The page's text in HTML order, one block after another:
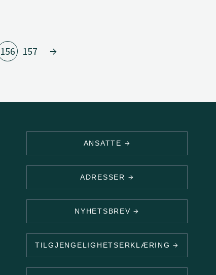
156 157
ANSATTE
ADRESSER
NYHETSBREV
TILGJENGELIGHETSERKLÆRING